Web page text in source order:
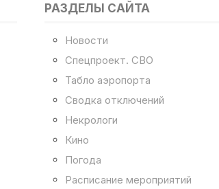
РАЗДЕЛЫ САЙТА
Новости
Спецпроект. СВО
Табло аэропорта
Сводка отключений
Некрологи
Кино
Погода
Расписание мероприятий